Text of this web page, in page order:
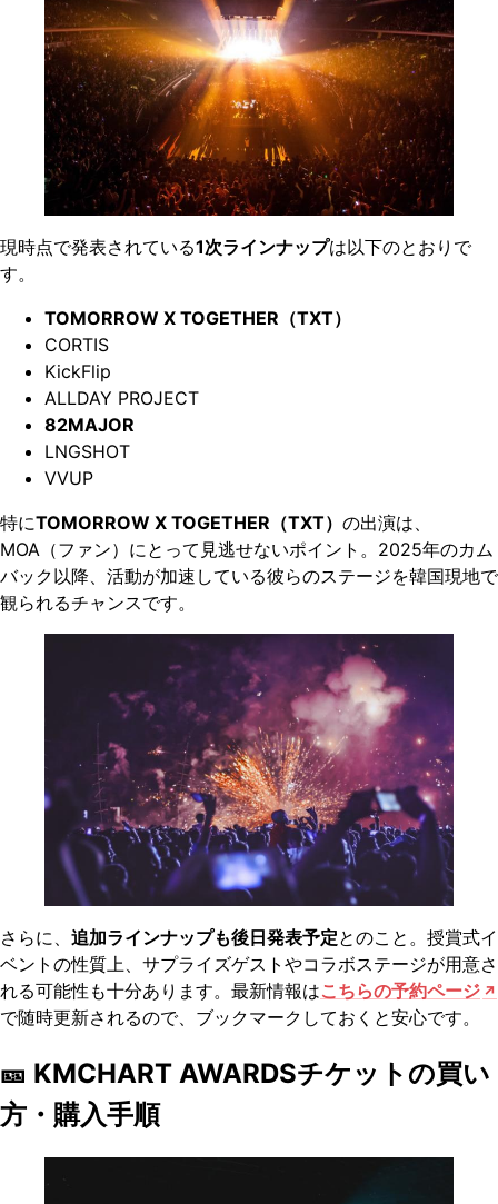
現時点で発表されている1次ラインナップは以下のとおりで
す。
TOMORROW X TOGETHER（TXT）
CORTIS
KickFlip
ALLDAY PROJECT
82MAJOR
LNGSHOT
VVUP
特にTOMORROW X TOGETHER（TXT） の出演は、
MOA（ファン）にとって見逃せないポイント。2025年のカム
バック以降、活動が加速している彼らのステージを韓国現地で
観られるチャンスです。
さらに、 追加ラインナップも後日発表予定とのこと。授賞式イ
ベントの性質上、サプライズゲストやコラボステージが用意さ
れる可能性も十分あります。最新情報はこちらの予約ページ
で随時更新されるので、ブックマークしておくと安心です。
🎫 KMCHART AWARDSチケットの買い
方・購入手順